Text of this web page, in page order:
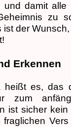
und damit
zu
ist der
Erkennen
heißt es, das
zum
ist sicher
fraglichen